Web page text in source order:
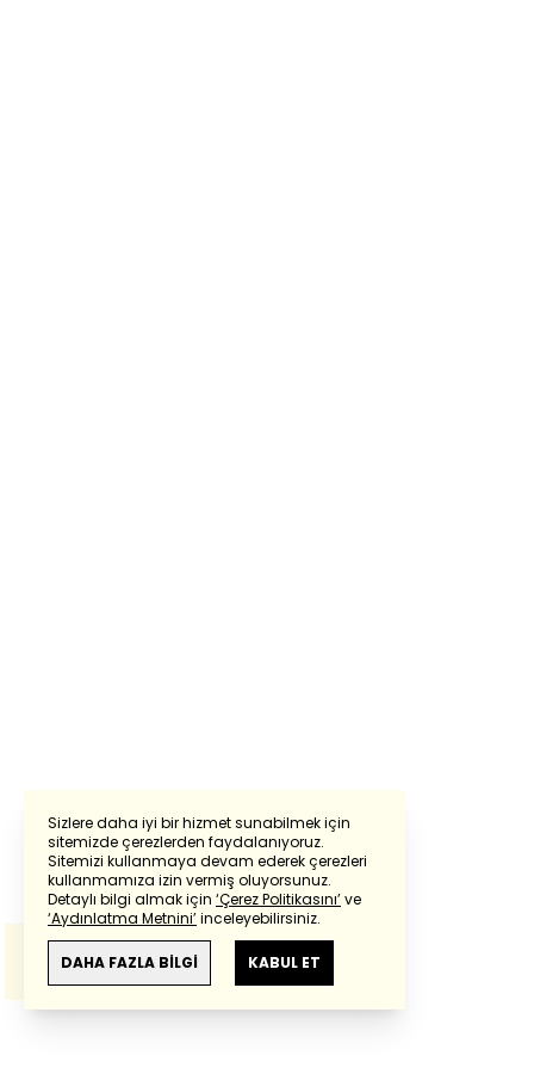
Sizlere daha iyi bir hizmet sunabilmek için
sitemizde çerezlerden faydalanıyoruz.
Sitemizi kullanmaya devam ederek çerezleri
kullanmamıza izin vermiş oluyorsunuz.
Detaylı bilgi almak için ‘Çerez Politikasını’ve
‘Aydınlatma Metnini’inceleyebilirsiniz.
DAHA FAZLA BİLGİ KABUL ET
Powered by Translate
Bu çevirideGoogle Transletekullanılmıştır.
Anlam ve çeviri hatalarından
haberturk.com
sorumlu değildir.